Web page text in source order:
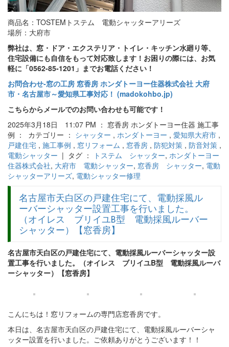
商品名：TOSTEMトステム 電動シャッターアリーズ
場所：大府市
弊社は、窓・ドア・エクステリア・トイレ・キッチン水廻り等、
住宅設備にも自信をもって対応致します！お困りの際には、お気
軽に「0562-85-1201」までお電話ください！
お問合わせ‐窓の工房 窓香房 ホンダトーヨー住器株式会社 大府
市・名古屋市～愛知県工事対応！ (madokohbo.jp)
こちらからメールでのお問い合わせも可能です！
2025年3月18日 11:07 PM ： 窓香房 ホンダトーヨー住器 施工事
例 ： カテゴリー ： シャッター , ホンダトーヨー , 愛知県大府市 ,
戸建住宅 , 施工事例 , 窓リフォーム , 窓香房 , 防犯対策 , 防音対策 ,
電動シャッター | タグ ： トステム シャッター, ホンダトーヨー
住器株式会社, 大府市 電動シャッター, 窓香房 シャッター, 電動
シャッターアリーズ, 電動シャッター修理
名古屋市天白区の戸建住宅にて、電動採風ル
ーバーシャッター設置工事を行いました。
（オイレス ブリイユB型 電動採風ルーバー
シャッター）【窓香房】
名古屋市天白区の戸建住宅にて、電動採風ルーバーシャッター設
置工事を行いました。（オイレス ブリイユB型 電動採風ルーバ
ーシャッター）【窓香房】
こんにちは！窓リフォームの専門店窓香房です。
本日は、名古屋市天白区の戸建住宅にて、電動採風ルーバーシャ
ッター設置を行いました。ご依頼ありがとうございます！！